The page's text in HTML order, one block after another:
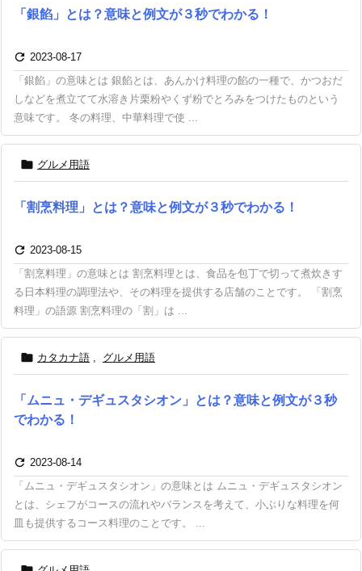
「銀餡」とは？意味と例文が３秒でわかる！
 2023-08-17
「銀餡」の意味とは 銀餡とは、あんかけ料理の餡の一種で、かつおだ
しなどを煮立てて水溶き片栗粉やくず粉でとろみをつけたものという
意味です。 冬の料理、中華料理で使 ...
 グルメ用語
「割烹料理」とは？意味と例文が３秒でわかる！
 2023-08-15
「割烹料理」の意味とは 割烹料理とは、食品を包丁で切って煮炊きす
る日本料理の調理法や、その料理を提供する店舗のことです。 「割烹
料理」の語源 割烹料理の「割」は ...
 カタカナ語 , グルメ用語
「ムニュ・デギュスタシオン」とは？意味と例文が３秒
でわかる！
 2023-08-14
「ムニュ・デギュスタシオン」の意味とは ムニュ・デギュスタシオン
とは、シェフがコースの流れやバランスを考えて、小ぶりな料理を何
皿も提供するコース料理のことです。 ...